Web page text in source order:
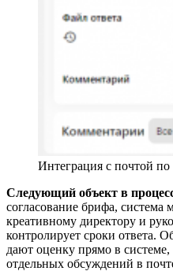
Интеграция с почтой
Следующий объект в
согласование брифа, система
креативному директору и
контролирует сроки ответа.
дают оценку прямо в
отдельных обсуждений в